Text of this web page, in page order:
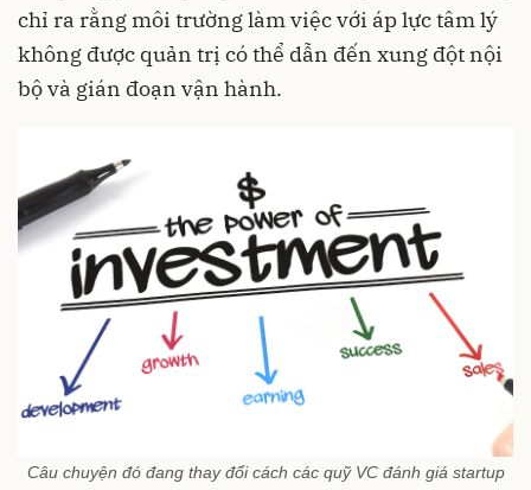
chỉ ra rằng môi trường làm việc với áp lực tâm lý
không được quản trị có thể dẫn đến xung đột nội
bộ và gián đoạn vận hành.
Câu chuyện đó đang thay đổi cách các quỹ VC đánh giá startup